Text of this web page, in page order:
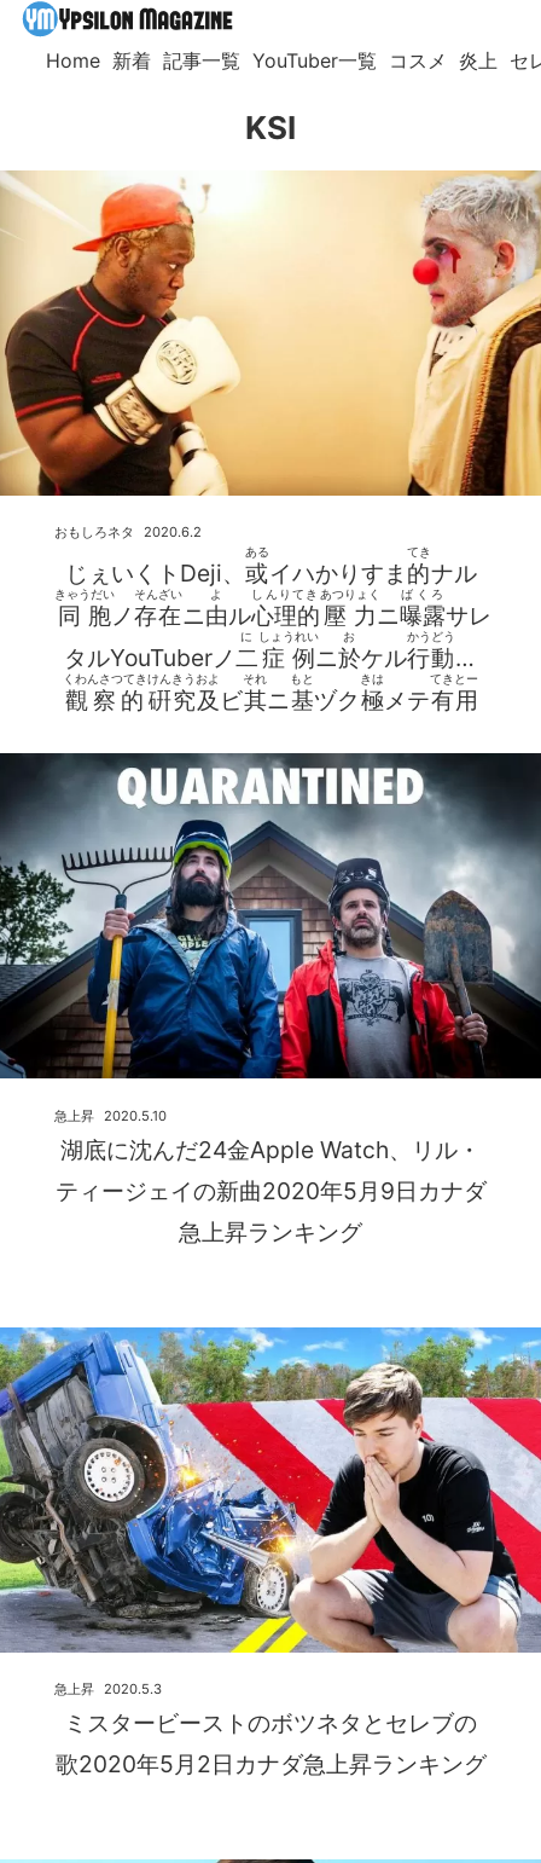
Home 新着 記事一覧 YouTuber一覧 コスメ 炎上 セ
KSI
じぇいくトDeji、 或
ある
イハかりすま 的
てき
ナル
同胞
きゃうだい
ノ存在
そんざい
ニ由
よ
ル心理的
しんりてき
壓力
あつりょく
ニ曝露
ばくろ
サレ
タルYouTuberノ二
に
症例
しょうれい
ニ於
お
ケル行動
かうどう
ノ
觀察的
くわんさつてき
硏究
けんきう
及
およ
ビ其
それ
ニ基
もと
ヅク極
きは
メテ有用
てきとー
2020.6.2
おもしろネタ
湖底に沈んだ24金Apple Watch、リル・
ティージェイの新曲2020年5月9日カナダ
急上昇ランキング
2020.5.10
急上昇
ミスタービーストのボツネタとセレブの
歌2020年5月2日カナダ急上昇ランキング
2020.5.3
急上昇